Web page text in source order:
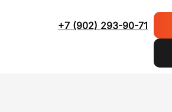
+7 (902) 293-90-71